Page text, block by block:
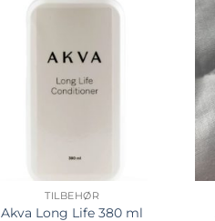
TILBEHØR
Akva Long Life 380 ml